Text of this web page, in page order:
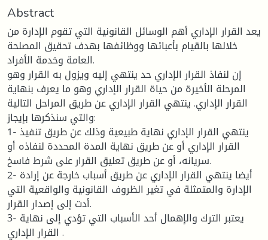
Abstract
يعد القرار الإداري أهم الوسائل القانونية التي تقوم الإدارة من
خلالها بالقيام بأعبائها ووظائفها بهدف تحقيق المصلحة
العامة وخدمة الأفراد.
إن لنفاذ القرار الإداري حد ينتهي إليه ويزول به القرار وهو
المرحلة الأخيرة من حياة القرار الإداري وهو ما يعرف بنهاية
القرار الإداري. ينتهي القرار الإداري عن طريق المراحل التالية
والتي سنذكرها بإيجاز:
1- ينتهي القرار الإداري نهاية طبيعية وذلك عن طريق تنفيذ
القرار الإداري أو عن طريق نهاية المدة المحددة لنفاذه أو
سريانه، أو عن طريق تعليق القرار على شرط فاسخ.
2- أيضا ينتهي القرار الإداري عن طريق أسباب خارجة عن إرادة
الإدارة والمتمثلة في تغير الظروف القانونية والواقعية التي
أدت إلى إصدار القرار.
3- يعتبر الترك والإهمال أحد الأسباب التي تؤدي إلى نهاية
القرار الإداري .